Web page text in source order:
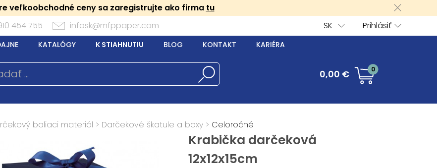
veľkoobchodné ceny sa zaregistrujte ako firma tu
454 755 infosk@mfppaper.com Prihlásiť
SK
KATALÓGY K STIAHNUTIU BLOG KONTAKT KARIÉRA
0,00 € 0
baliaci materiál > Darčekové škatule a boxy > Celoročné
Krabička darčeková
12x12x15cm